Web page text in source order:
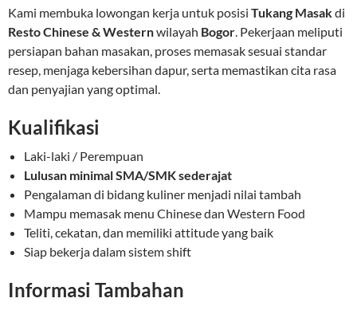
Kami membuka lowongan kerja untuk posisi Tukang Masakdi
Resto Chinese & Westernwilayah Bogor. Pekerjaan meliputi
persiapan bahan masakan, proses memasak sesuai standar
resep, menjaga kebersihan dapur, serta memastikan cita rasa
dan penyajian yang optimal.
Kualifikasi
Laki-laki / Perempuan
Lulusan minimal SMA/SMK sederajat
Pengalaman di bidang kuliner menjadi nilai tambah
Mampu memasak menu Chinese dan Western Food
Teliti, cekatan, dan memiliki attitude yang baik
Siap bekerja dalam sistem shift
Informasi Tambahan